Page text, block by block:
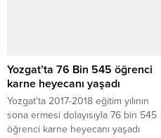
çalışmalar sonucunda, “Uyuşturucu
veya...
Yozgat’ta 76 Bin 545 öğrenci
karne heyecanı yaşadı
Yozgat’ta 2017-2018 eğitim yılının
sona ermesi dolayısıyla 76 bin 545
öğrenci karne heyecanı yaşadı